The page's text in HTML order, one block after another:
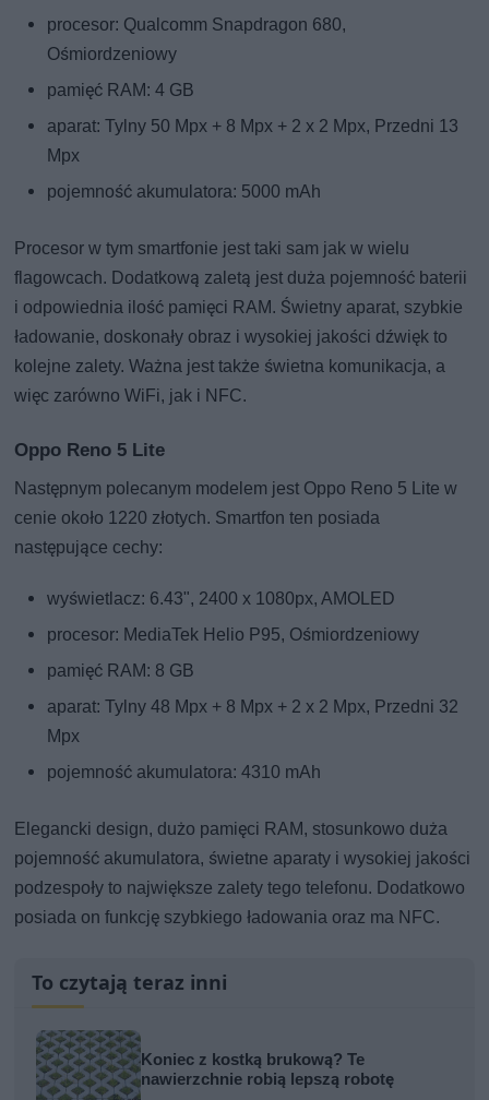
procesor: Qualcomm Snapdragon 680,
Ośmiordzeniowy
pamięć RAM: 4 GB
aparat: Tylny 50 Mpx + 8 Mpx + 2 x 2 Mpx, Przedni 13
Mpx
pojemność akumulatora: 5000 mAh
Procesor w tym smartfonie jest taki sam jak w wielu
flagowcach. Dodatkową zaletą jest duża pojemność baterii
i odpowiednia ilość pamięci RAM. Świetny aparat, szybkie
ładowanie, doskonały obraz i wysokiej jakości dźwięk to
kolejne zalety. Ważna jest także świetna komunikacja, a
więc zarówno WiFi, jak i NFC.
Oppo Reno 5 Lite
Następnym polecanym modelem jest Oppo Reno 5 Lite w
cenie około 1220 złotych. Smartfon ten posiada
następujące cechy:
wyświetlacz: 6.43", 2400 x 1080px, AMOLED
procesor: MediaTek Helio P95, Ośmiordzeniowy
pamięć RAM: 8 GB
aparat: Tylny 48 Mpx + 8 Mpx + 2 x 2 Mpx, Przedni 32
Mpx
pojemność akumulatora: 4310 mAh
Elegancki design, dużo pamięci RAM, stosunkowo duża
pojemność akumulatora, świetne aparaty i wysokiej jakości
podzespoły to największe zalety tego telefonu. Dodatkowo
posiada on funkcję szybkiego ładowania oraz ma NFC.
To czytają teraz inni
Koniec z kostką brukową? Te
nawierzchnie robią lepszą robotę